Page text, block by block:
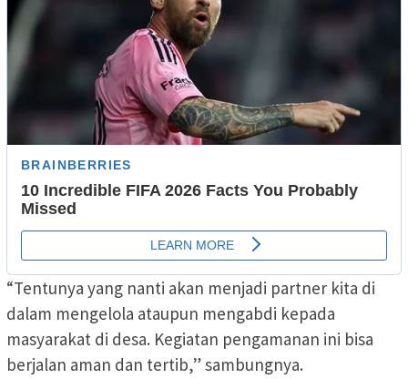
“Tentunya yang nanti akan menjadi partner kita di
dalam mengelola ataupun mengabdi kepada
masyarakat di desa. Kegiatan pengamanan ini bisa
berjalan aman dan tertib,” sambungnya.